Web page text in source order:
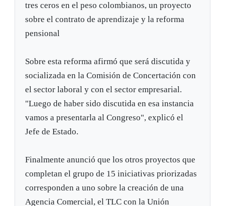
tres ceros en el peso colombianos, un proyecto
sobre el contrato de aprendizaje y la reforma
pensional
Sobre esta reforma afirmó que será discutida y
socializada en la Comisión de Concertación con
el sector laboral y con el sector empresarial.
"Luego de haber sido discutida en esa instancia
vamos a presentarla al Congreso", explicó el
Jefe de Estado.
Finalmente anunció que los otros proyectos que
completan el grupo de 15 iniciativas priorizadas
corresponden a uno sobre la creación de una
Agencia Comercial, el TLC con la Unión